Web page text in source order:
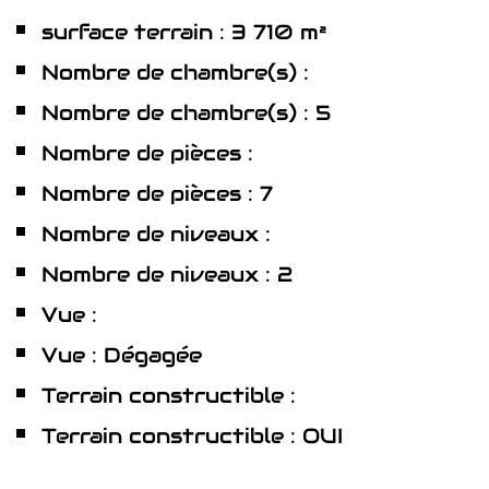
surface terrain : 3 710 m²
Nombre de chambre(s) :
Nombre de chambre(s) : 5
Nombre de pièces :
Nombre de pièces : 7
Nombre de niveaux :
Nombre de niveaux : 2
Vue :
Vue : Dégagée
Terrain constructible :
Terrain constructible : OUI